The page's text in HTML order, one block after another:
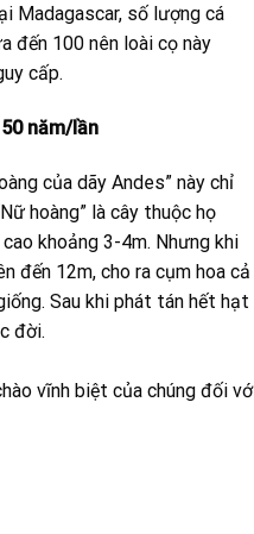
Madagascar, số lượng cá
đến 100 nên loài cọ này
cấp.
năm/lần
của dãy Andes” này chỉ
hoàng” là cây thuộc họ
khoảng 3-4m. Nhưng khi
đến 12m, cho ra cụm hoa cả
Sau khi phát tán hết hạt
đời.